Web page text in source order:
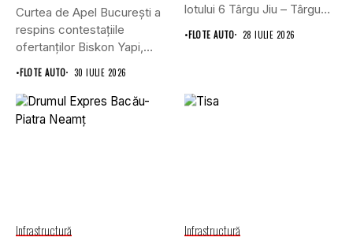
Curtea de Apel București a
respins contestațiile
ofertanților Biskon Yapi,
Straco și...
•FLOTE AUTO 30 IULIE 2026
lotului 6 Târgu Jiu – Târgu
Cărbunești,...
•FLOTE AUTO 28 IULIE 2026
Infrastructură Infrastructură